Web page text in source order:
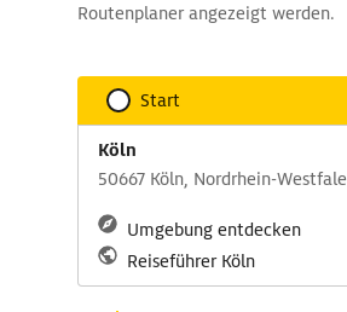
Routenplaner angezeigt werden.
Start
Köln
50667 Köln, Nordrhein-
Umgebung entdecken
Reiseführer Köln